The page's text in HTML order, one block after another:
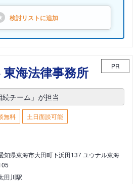
検討リストに追加
海法律事務所 PR
チーム」が担当
無料
土日面談可能
知県東海市大田町下浜田137 ユウナル東海
田川駅